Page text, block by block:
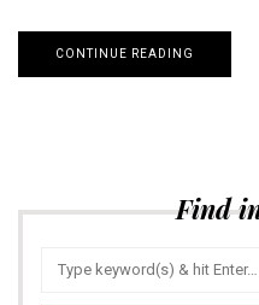
CONTINUE READING
Find